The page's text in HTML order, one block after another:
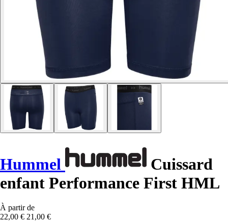
Hummel
Cuissard
enfant Performance First HML
À partir de
22,00 € 21,00 €